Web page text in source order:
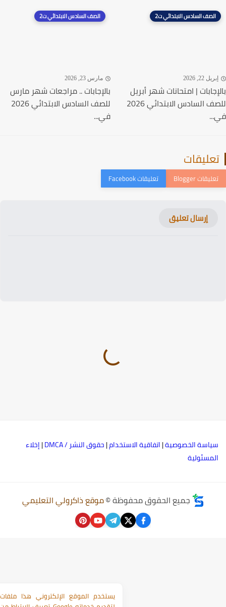
الصف السادس الابتدائي ت2
22, 2026
| امتحانات شهر أبريل
للصف السادس الابتدائي 2026
الصف السادس الابتدائي ت2
مارس 23, 2026
بالإجابات .. مراجعات شهر مارس
للصف السادس الابتدائي 2026
في...
إرسال تعليق
الخصوصية|اتفاقية الاستخدام|حقوق النشر / DMCA |إخلاء
جميع الحقوق محفوظة ©موقع ذاكرولي التعليمي
يستخدم الموقع الإلكتروني هذا ملفات